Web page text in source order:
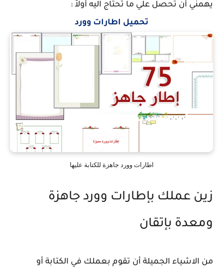
يهمني أن تحصل علي ما تحتاج اليه أولاً :
تحميل اطارات وورد
اطارات وورد جاهزة للكتابة عليها
زين عملك بإطارات وورد جاهزة
ومعدة بإتقان
من الاشياء الجميلة أن تقوم بعملك في الكتابة أو